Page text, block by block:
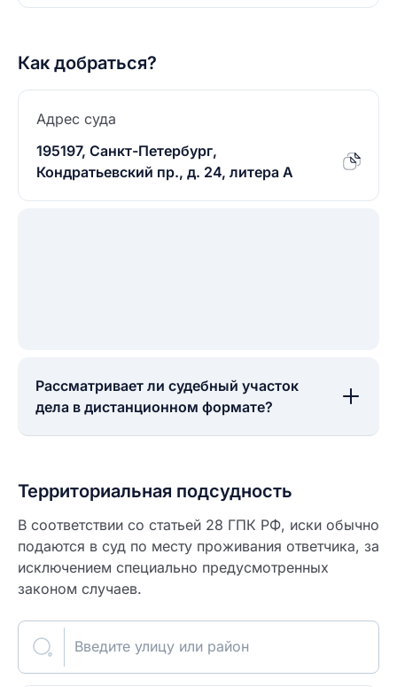
Как добраться?
Адрес суда
195197, Санкт-Петербург,
Кондратьевский пр., д. 24, литера А
Рассматривает ли судебный участок
дела в дистанционном формате?
Территориальная подсудность
В соответствии со статьей 28 ГПК РФ, иски обычно
подаются в суд по месту проживания ответчика, за
исключением специально предусмотренных
законом случаев.
Введите улицу или район